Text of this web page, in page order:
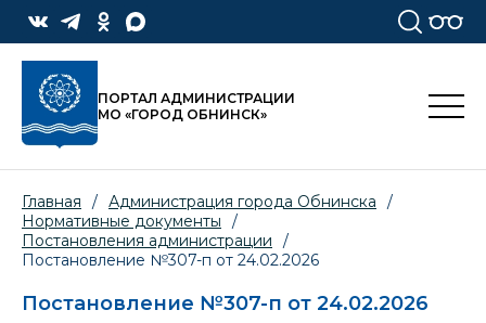
ПОРТАЛ АДМИНИСТРАЦИИ
МО «ГОРОД ОБНИНСК»
Главная / Администрация города Обнинска
/
Нормативные документы
/
Постановления администрации
/
Постановление №307-п от 24.02.2026
Постановление №307-п от 24.02.2026